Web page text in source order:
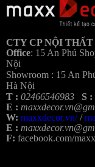
CTY CP NỘI
Office: 15 An Phú
Nội
Showroom : 15 An
Hà Nội
T : 02466546983 S :
E :
W: maxxdecor.vn//
E :
F: facebook.com/